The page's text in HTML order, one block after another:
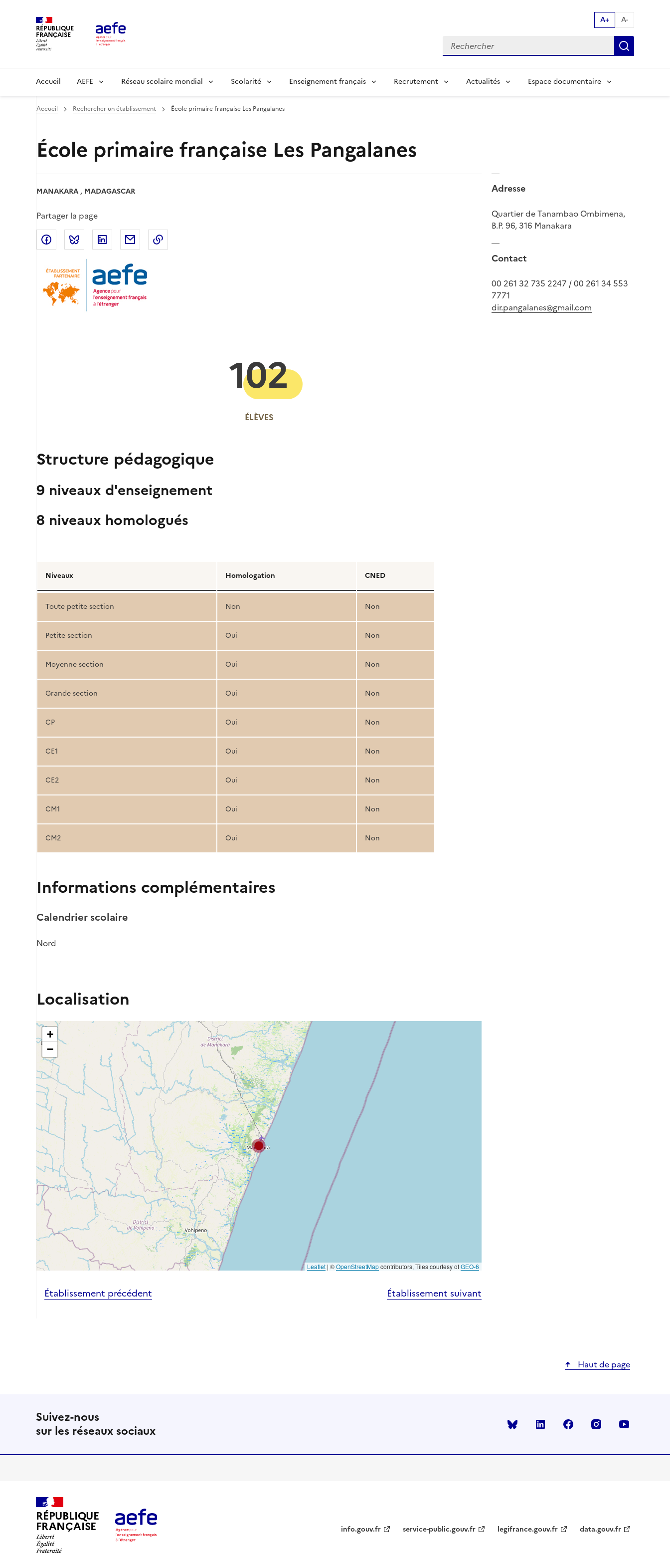
RÉPUBLIQUE
FRANÇAISE
A+ A-
Recherche par mot clés:
Main
navigation
Accueil AEFE Réseau scolaire mondial Scolarité Enseignement français Recrutement Actualités Espace documentaire
Accueil Rechercher un établissement École primaire française Les Pangalanes
École primaire française Les Pangalanes
MANAKARA , MADAGASCAR
Partager la page
Partager sur Facebook
Partager sur Bluesky
Partager sur LinkedIn
Partager par email
ÉLÈVES
102
Structure pédagogique
9 niveaux d'enseignement
8 niveaux homologués
de
la
structure
pédagogique
Niveaux Homologation CNED
Toute petite section Non Non
Petite section Oui Non
Moyenne section Oui Non
Grande section Oui Non
CP Oui Non
CE1 Oui Non
CE2 Oui Non
CM1 Oui Non
CM2 Oui Non
Informations complémentaires
Calendrier scolaire
Nord
Localisation
+
−
Leaflet | ©OpenStreetMapcontributors, Tiles courtesy ofGEO-6
Établissement précédent Établissement suivant
Adresse
Quartier de Tanambao Ombimena,
B.P. 96, 316 Manakara
Contact
00 261 32 735 2247 / 00 261 34 553
7771
dir.pangalanes@gmail.com
Haut de page
Suivez-nous
sur les réseaux sociaux
Bluesky linkedin facebook instagram
RÉPUBLIQUE
FRANÇAISE info.gouv.fr service-public.gouv.fr legifrance.gouv.fr data.gouv.fr